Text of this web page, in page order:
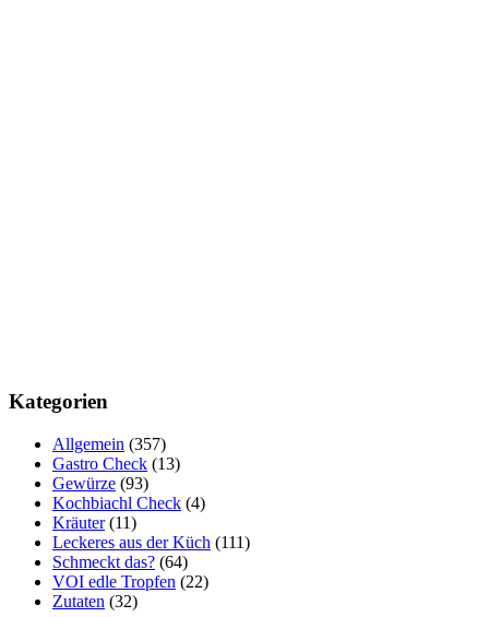
Kategorien
Allgemein (357)
Gastro Check (13)
Gewürze (93)
Kochbiachl Check (4)
Kräuter(11)
Leckeres aus der Küch (111)
Schmeckt das? (64)
VOI edle Tropfen (22)
Zutaten (32)